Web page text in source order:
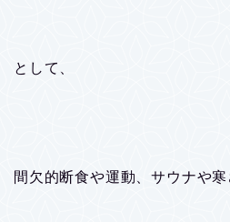
として、
間欠的断食や運動、サウナや